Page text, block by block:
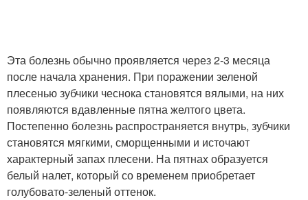
Эта болезнь обычно проявляется через 2-3 месяца
после начала хранения. При поражении зеленой
плесенью зубчики чеснока становятся вялыми, на них
появляются вдавленные пятна желтого цвета.
Постепенно болезнь распространяется внутрь, зубчики
становятся мягкими, сморщенными и источают
характерный запах плесени. На пятнах образуется
белый налет, который со временем приобретает
голубовато-зеленый оттенок.